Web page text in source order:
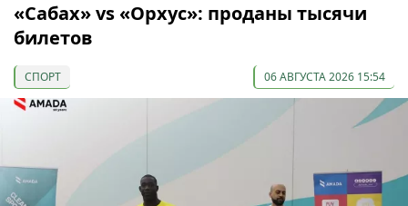
«Сабах» vs «Орхус»: проданы тысячи
билетов
СПОРТ 06 АВГУСТА 2026 15:54